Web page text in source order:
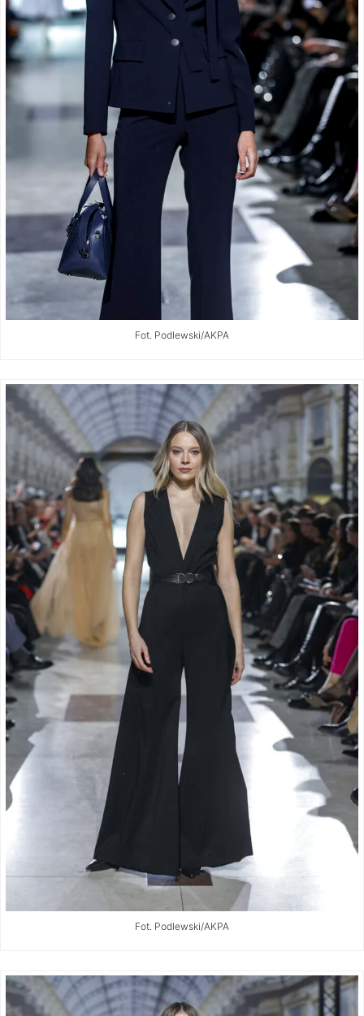
Fot. Podlewski/AKPA
Fot. Podlewski/AKPA